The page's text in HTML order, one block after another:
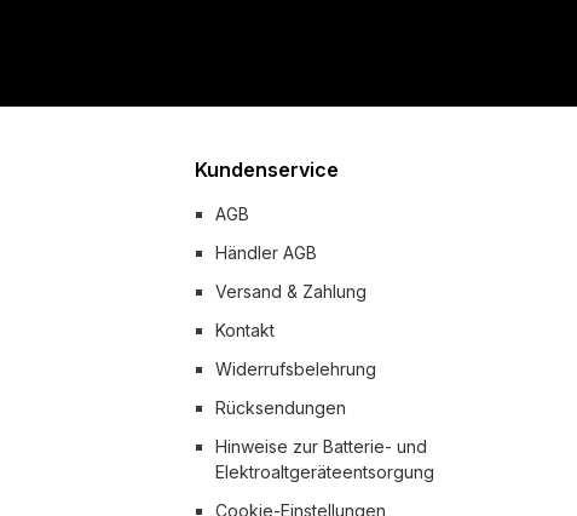
Kundenservice
AGB
Händler AGB
Versand & Zahlung
Kontakt
Widerrufsbelehrung
Rücksendungen
Hinweise zur Batterie- und
Elektroaltgeräteentsorgung
Cookie-Einstellungen